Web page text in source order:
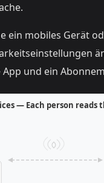
ein mobiles Gerät
und ein